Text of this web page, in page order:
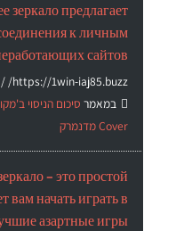
зеркало предлагает
к личным
сайтов.
https://1win-iaj85.buzz/ /
במאמר
Cover מדנמרק
– это простой
вам начать играть в
азартные игры.